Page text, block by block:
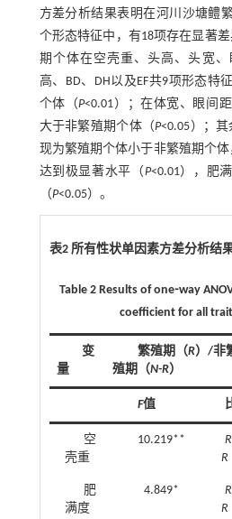
方差分析结果表明在河川沙塘鳢
个形态特征中，有18项存在显著
期个体在空壳重、头高、头宽
高、BD、DH以及EF共9项形态特
个体（P<0.01）；在体宽、眼间
大于非繁殖期个体（P<0.05）；
现为繁殖期个体小于非繁殖期个体
达到极显著水平（P<0.01），肥
（P<0.05）。
表2 所有性状单因素方差分析结
Table 2 Results of one⁃way
coefficient for all
变
量
繁殖期（R）/非
殖期（N-R）
F值
空
壳重
10.219**
R
肥
满度
4.849*
R